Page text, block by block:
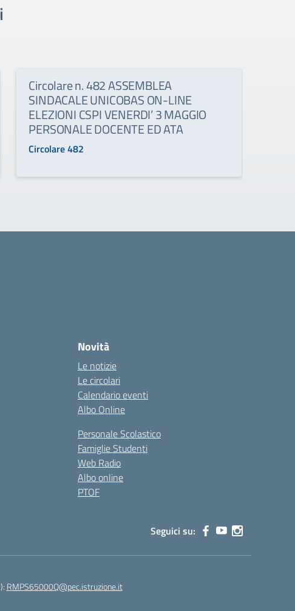
Circolare n. 482 ASSEMBLEA
SINDACALE UNICOBAS ON-LINE
ELEZIONI CSPI VENERDI’ 3 MAGGIO
PERSONALE DOCENTE ED ATA
Circolare 482
Novità
Le notizie
Le circolari
Calendario eventi
Albo Online
Personale Scolastico
Famiglie Studenti
Web Radio
Albo online
PTOF
Seguici su:
RMPS65000Q@pec.istruzione.it